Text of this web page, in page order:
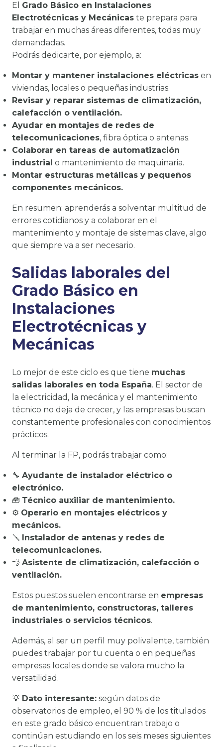
El Grado Básico en Instalaciones
Electrotécnicas y Mecánicas te prepara para
trabajar en muchas áreas diferentes, todas muy
demandadas.
Podrás dedicarte, por ejemplo, a:
Montar y mantener instalaciones eléctricas en
viviendas, locales o pequeñas industrias.
Revisar y reparar sistemas de climatización,
calefacción o ventilación.
Ayudar en montajes de redes de
telecomunicaciones, fibra óptica o antenas.
Colaborar en tareas de automatización
industrial o mantenimiento de maquinaria.
Montar estructuras metálicas y pequeños
componentes mecánicos.
En resumen: aprenderás a solventar multitud de
errores cotidianos y a colaborar en el
mantenimiento y montaje de sistemas clave, algo
que siempre va a ser necesario.
Salidas laborales del
Grado Básico en
Instalaciones
Electrotécnicas y
Mecánicas
Lo mejor de este ciclo es que tiene muchas
salidas laborales en toda España. El sector de
la electricidad, la mecánica y el mantenimiento
técnico no deja de crecer, y las empresas buscan
constantemente profesionales con conocimientos
prácticos.
Al terminar la FP, podrás trabajar como:
🔧 Ayudante de instalador eléctrico o
electrónico.
🧰 Técnico auxiliar de mantenimiento.
⚙️ Operario en montajes eléctricos y
mecánicos.
🪛 Instalador de antenas y redes de
telecomunicaciones.
💨 Asistente de climatización, calefacción o
ventilación.
Estos puestos suelen encontrarse en empresas
de mantenimiento, constructoras, talleres
industriales o servicios técnicos.
Además, al ser un perfil muy polivalente, también
puedes trabajar por tu cuenta o en pequeñas
empresas locales donde se valora mucho la
versatilidad.
💡 Dato interesante: según datos de
observatorios de empleo, el 90 % de los titulados
en este grado básico encuentran trabajo o
continúan estudiando en los seis meses siguientes